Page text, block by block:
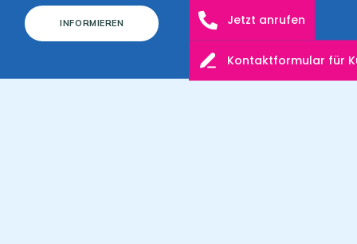
INFORMIEREN Jetzt anrufen
Kontaktformular für